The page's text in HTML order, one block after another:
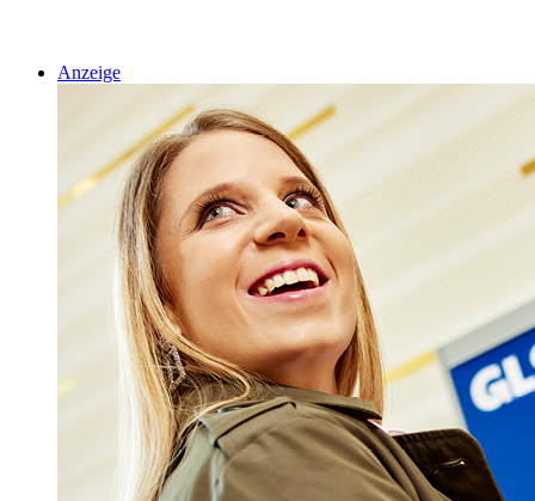
Anzeige